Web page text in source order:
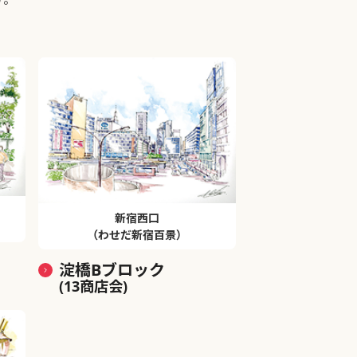
新宿西口
（わせだ新宿百景）
淀橋Bブロック
(13商店会)